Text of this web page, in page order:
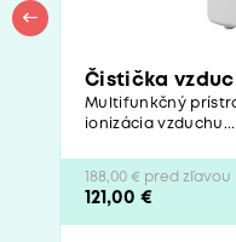
Čistička
Multifunkčný
ionizácia
188,00 € pred zľavou
121,00 €